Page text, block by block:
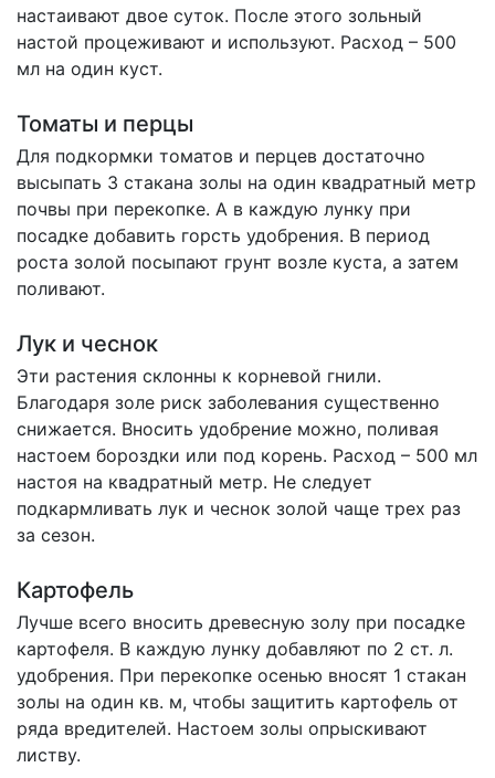
настаивают двое суток. После этого зольный
настой процеживают и используют. Расход – 500
мл на один куст.
Томаты и перцы
Для подкормки томатов и перцев достаточно
высыпать 3 стакана золы на один квадратный метр
почвы при перекопке. А в каждую лунку при
посадке добавить горсть удобрения. В период
роста золой посыпают грунт возле куста, а затем
поливают.
Лук и чеснок
Эти растения склонны к корневой гнили.
Благодаря золе риск заболевания существенно
снижается. Вносить удобрение можно, поливая
настоем бороздки или под корень. Расход – 500 мл
настоя на квадратный метр. Не следует
подкармливать лук и чеснок золой чаще трех раз
за сезон.
Картофель
Лучше всего вносить древесную золу при посадке
картофеля. В каждую лунку добавляют по 2 ст. л.
удобрения. При перекопке осенью вносят 1 стакан
золы на один кв. м, чтобы защитить картофель от
ряда вредителей. Настоем золы опрыскивают
листву.